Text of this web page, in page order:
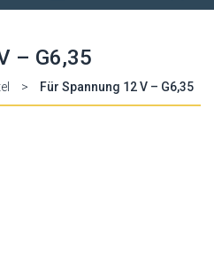
– G6,35
> Für Spannung 12 V – G6,35